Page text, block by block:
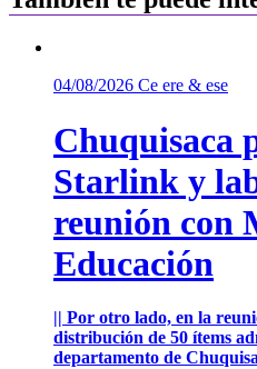
04/08/2026 Ce ere & ese
Chuquisaca
Starlink y
reunión con
Educación
|| Por otro lado, en la
distribución de 50 ítems
departamento de